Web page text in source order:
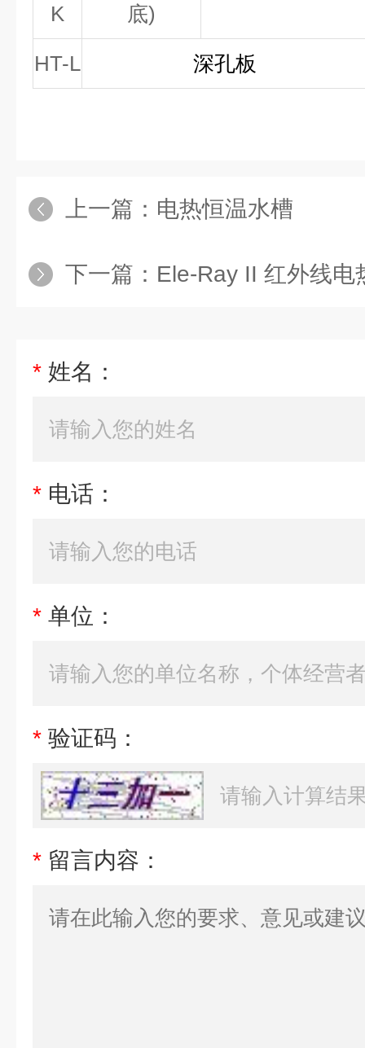
K
底)
HT-L 深孔板
上一篇： 电热恒温水槽
下一篇： Ele-Ray II 红外线电
* 姓名：
* 电话：
* 单位：
* 验证码：
* 留言内容：